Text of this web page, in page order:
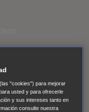
Am Dawson crece
Cinco en familia
"cookies") para mejorar
usted y para ofrecerle
y sus intereses tanto en
consulte nuestra